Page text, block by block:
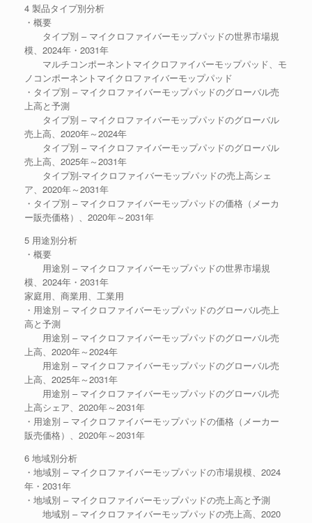
4 製品タイプ別分析
・概要
タイプ別 – マイクロファイバーモップパッドの世界市場規
模、2024年・2031年
マルチコンポーネントマイクロファイバーモップパッド、モ
ノコンポーネントマイクロファイバーモップパッド
・タイプ別 – マイクロファイバーモップパッドのグローバル売
上高と予測
タイプ別 – マイクロファイバーモップパッドのグローバル
売上高、2020年～2024年
タイプ別 – マイクロファイバーモップパッドのグローバル
売上高、2025年～2031年
タイプ別-マイクロファイバーモップパッドの売上高シェ
ア、2020年～2031年
・タイプ別 – マイクロファイバーモップパッドの価格（メーカ
ー販売価格）、2020年～2031年
5 用途別分析
・概要
用途別 – マイクロファイバーモップパッドの世界市場規
模、2024年・2031年
家庭用、商業用、工業用
・用途別 – マイクロファイバーモップパッドのグローバル売上
高と予測
用途別 – マイクロファイバーモップパッドのグローバル売
上高、2020年～2024年
用途別 – マイクロファイバーモップパッドのグローバル売
上高、2025年～2031年
用途別 – マイクロファイバーモップパッドのグローバル売
上高シェア、2020年～2031年
・用途別 – マイクロファイバーモップパッドの価格（メーカー
販売価格）、2020年～2031年
6 地域別分析
・地域別 – マイクロファイバーモップパッドの市場規模、2024
年・2031年
・地域別 – マイクロファイバーモップパッドの売上高と予測
地域別 – マイクロファイバーモップパッドの売上高、2020